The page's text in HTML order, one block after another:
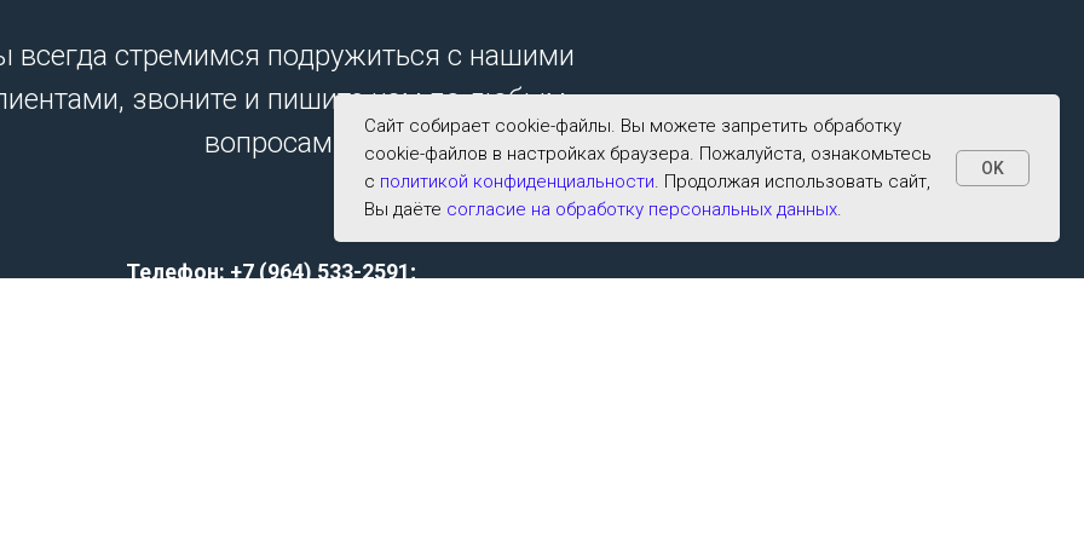
всегда стремимся подружиться с нашими
звоните и пишите нам по любым
вопросам.
Телефон: +7 (964) 533-2591;
Сайт собирает cookie-файлы. Вы можете запретить обработку
cookie-файлов в настройках браузера. Пожалуйста, ознакомьтесь
с политикой конфиденциальности. Продолжая использовать сайт,
Вы даёте согласие на обработку персональных данных.
OK